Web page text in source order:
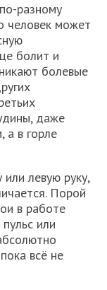
разному
человек может
болит и
болевые
даже
а в горле
левую руку,
Порой
в работе
или
всё не